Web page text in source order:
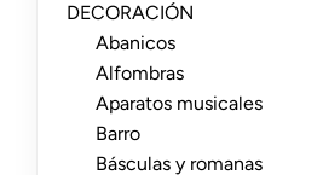
DECORACIÓN
Abanicos
Alfombras
Aparatos musicales
Barro
Básculas y romanas